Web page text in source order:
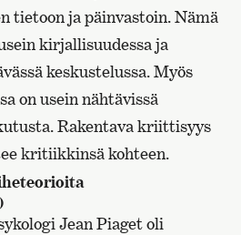
tietoon ja päinvastoin. Nämä
kirjallisuudessa ja
keskustelussa. Myös
on usein nähtävissä
Rakentava kriittisyys
kritiikkinsä kohteen.
Jean Piaget oli